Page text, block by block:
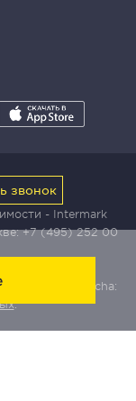
- Intermark
+7 (495) 252 00
SmartCaptcha:
.
звонок